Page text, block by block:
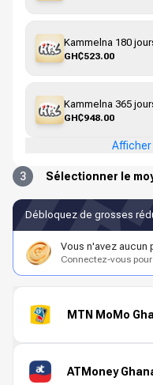
Kammelna 180
GH₵523.00
Kammelna 365
GH₵948.00
3 Sélectionner le
Débloquez de grosses
Vous n'avez aucun
Connectez-vous
MTN MoMo
ATMoney